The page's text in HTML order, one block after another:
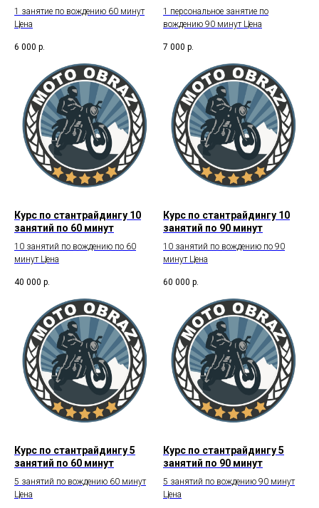
1 занятие по вождению 60 минут
Цена
6 000 р.
1 персональное занятие по
вождению 90 минут Цена
7 000 р.
Курс по стантрайдингу 10
занятий по 60 минут
10 занятий по вождению по 60
минут Цена
40 000 р.
Курс по стантрайдингу 10
занятий по 90 минут
10 занятий по вождению по 90
минут Цена
60 000 р.
Курс по стантрайдингу 5
занятий по 60 минут
5 занятий по вождению 60 минут
Цена
Курс по стантрайдингу 5
занятий по 90 минут
5 занятий по вождению 90 минут
Цена